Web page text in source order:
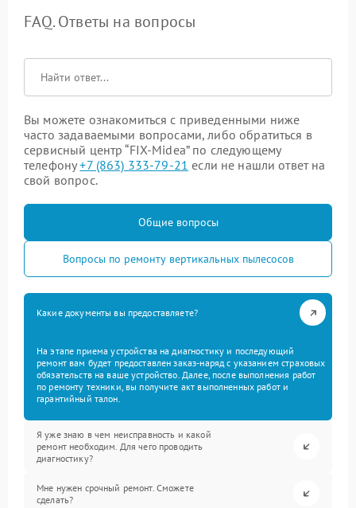
FAQ. Ответы на вопросы
Вы можете ознакомиться с приведенными ниже
часто задаваемыми вопросами, либо обратиться в
сервисный центр “FIX-Midea” по следующему
телефону+7 (863) 333-79-21 если не нашли ответ на
свой вопрос.
Общие вопросы
Вопросы по ремонту вертикальных пылесосов
Какие документы вы предоставляете?
На этапе приема устройства на диагностику и последующий
ремонт вам будет предоставлен заказ-наряд с указанием страховых
обязательств на ваше устройство. Далее, после выполнения работ
по ремонту техники, вы получите акт выполненных работ и
гарантийный талон.
Я уже знаю в чем неисправность и какой
ремонт необходим. Для чего проводить
диагностику?
Мне нужен срочный ремонт. Сможете
сделать?